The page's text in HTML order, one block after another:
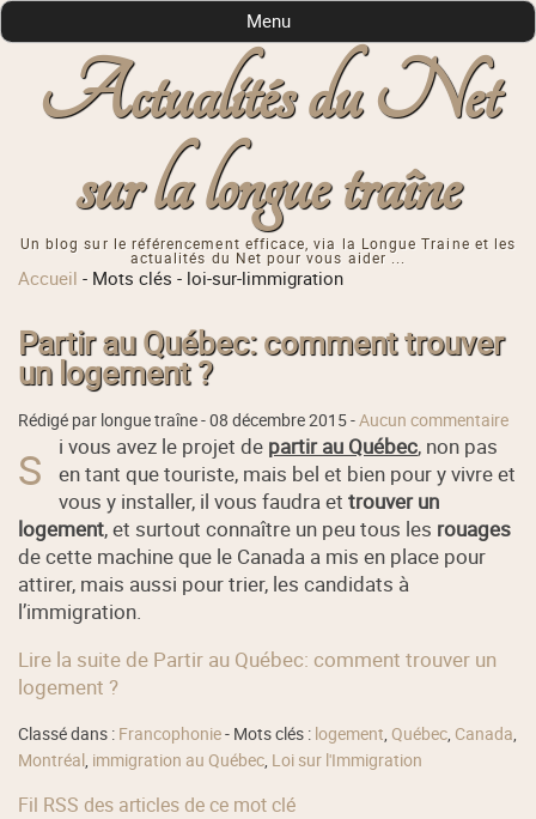
Actualités du Net
sur la longue traîne
Un blog sur le référencement efficace, via la Longue Traine et les
actualités du Net pour vous aider ...
Menu
Accueil - Mots clés - loi-sur-limmigration
Partir au Québec: comment trouver
un logement ?
Rédigé par longue traîne -08 décembre 2015-Aucun commentaire
S i vous avez le projet de partir au Québec, non pas
en tant que touriste, mais bel et bien pour y vivre et
vous y installer, il vous faudra ettrouver un
logement, et surtout connaître un peu tous les rouages
de cette machine que le Canada a mis en place pour
attirer, mais aussi pour trier, les candidats à
l’immigration.
Lire la suite de Partir au Québec: comment trouver un
logement ?
Classé dans : Francophonie- Mots clés : logement,Québec, Canada,
Montréal , immigration au Québec, Loi sur l'Immigration
Fil RSS des articles de ce mot clé